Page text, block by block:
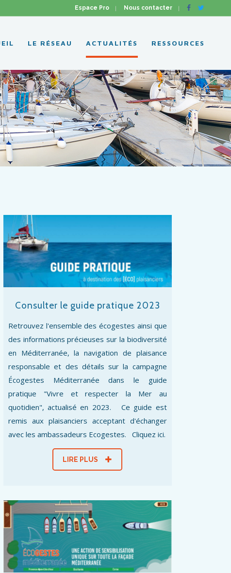
Espace Pro Nous contacter
LE RÉSEAU ACTUALITÉS RESSOURCES
Consulter le guide pratique 2023
Retrouvez l'ensemble des écogestes ainsi que
des informations précieuses sur la biodiversité
en Méditerranée, la navigation de plaisance
responsable et des détails sur la campagne
Écogestes Méditerranée dans le guide
pratique "Vivre et respecter la Mer au
quotidien", actualisé en 2023. Ce guide est
remis aux plaisanciers acceptant d'échanger
avec les ambassadeurs Ecogestes. Cliquez ici.
LIRE PLUS